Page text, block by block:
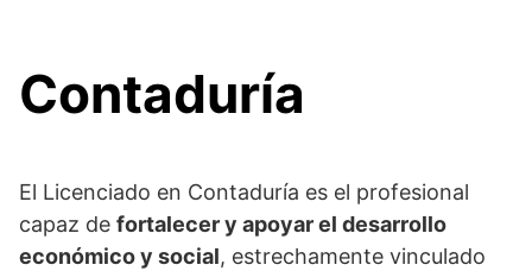
Contaduría
El Licenciado en Contaduría es el profesional
capaz de fortalecer y apoyar el desarrollo
económico y social, estrechamente vinculado